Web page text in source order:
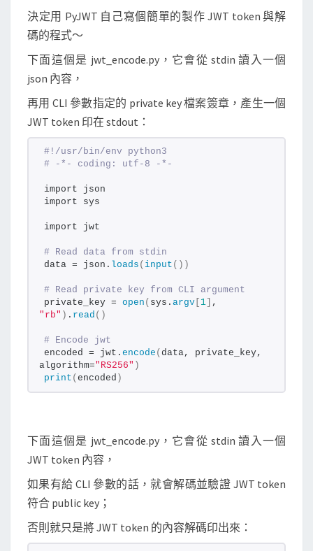
決定用 PyJWT 自己寫個簡單的製作 JWT token 與解
碼的程式～
下面這個是 jwt_encode.py，它會從 stdin 讀入一個
json 內容，
再用 CLI 參數指定的 private key 檔案簽章，產生一個
JWT token 印在 stdout：
#!/usr/bin/env python3
# -*- coding: utf-8 -*-
import json
import sys
import jwt
# Read data from stdin
data = json. loads ( input ())
# Read private key from CLI argument
private_key = open ( sys. argv 1
"rb" ) . read ()
# Encode jwt
encoded = jwt. encode ( data, private_key,
algorithm="RS256" )
print ( encoded )
下面這個是 jwt_encode.py，它會從 stdin 讀入一個
JWT token 內容，
如果有給 CLI 參數的話，就會解碼並驗證 JWT token
符合 public key；
否則就只是將 JWT token 的內容解碼印出來：